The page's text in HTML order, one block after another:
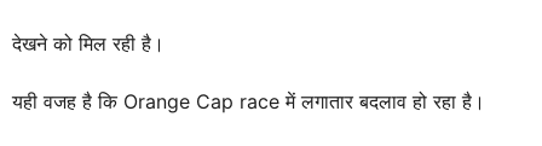
देखने को मिल रही है।
यही वजह है कि Orange Cap race में लगातार बदलाव हो रहा है।